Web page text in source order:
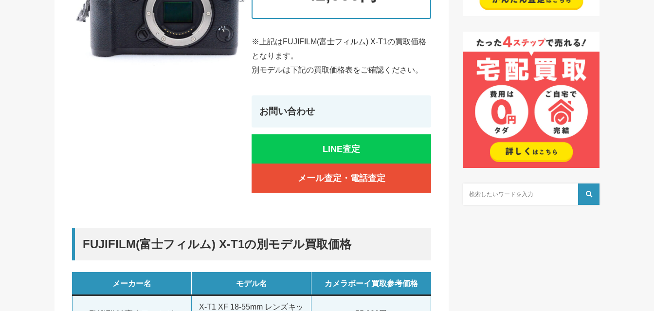
※上記はFUJIFILM(富士フィルム) X-T1の買取価格
となります。
別モデルは下記の買取価格表をご確認ください。
お問い合わせ
LINE査定
メール査定・電話査定
FUJIFILM(富士フィルム) X-T1の別モデル買取価格
メーカー名 モデル名 カメラボーイ買取参考価格
X-T1 XF 18-55mm レンズキッ